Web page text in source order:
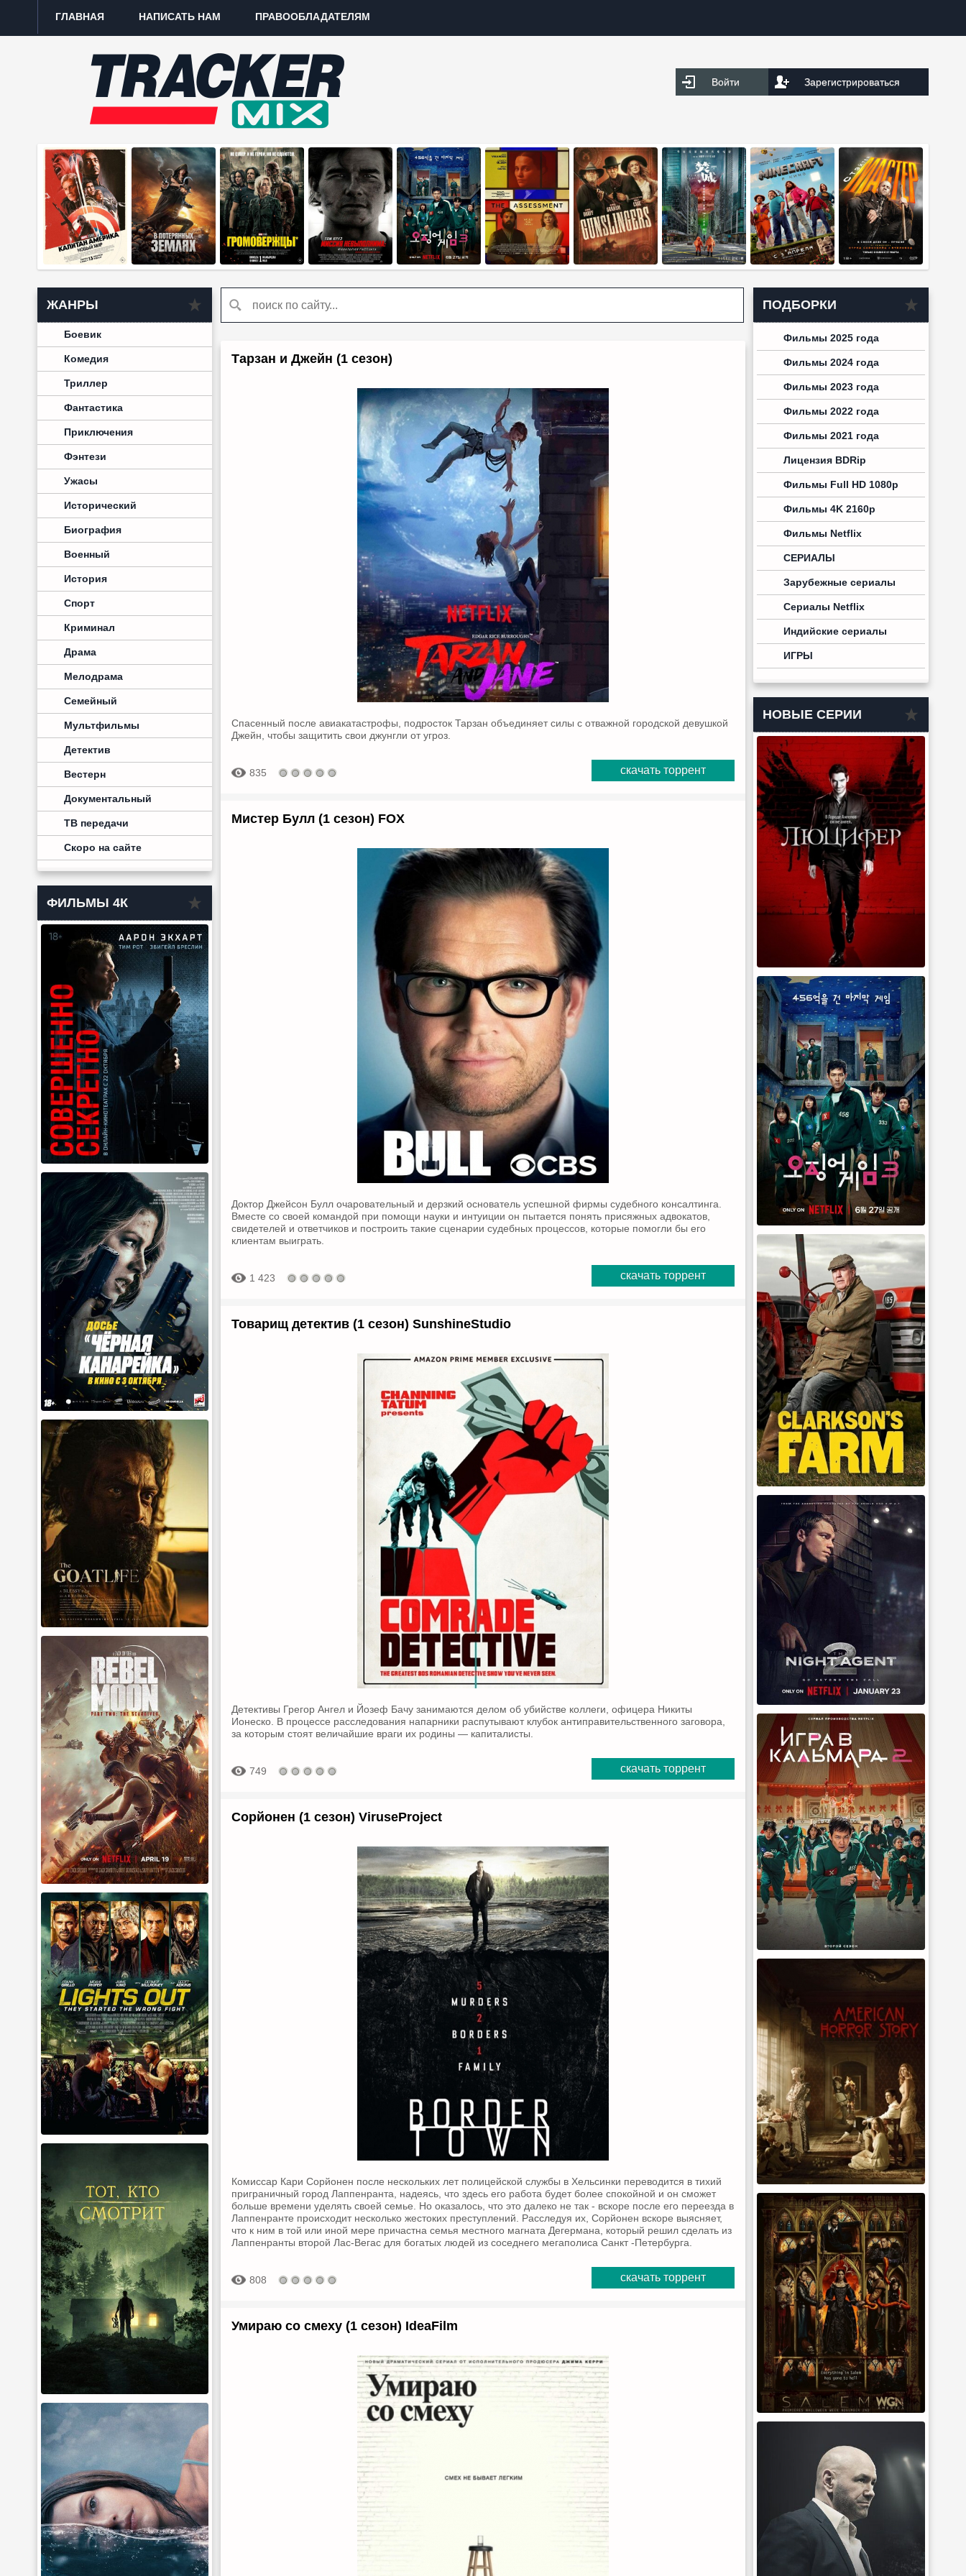
ГЛАВНАЯ НАПИСАТЬ НАМ ПРАВООБЛАДАТЕЛЯМ
Войти Зарегистрироваться
ЖАНРЫ
Боевик
Комедия
Триллер
Фантастика
Приключения
Фэнтези
Ужасы
Исторический
Биография
Военный
История
Спорт
Криминал
Драма
Мелодрама
Семейный
Мультфильмы
Детектив
Вестерн
Документальный
ТВ передачи
Скоро на сайте
ФИЛЬМЫ 4К
Тарзан и Джейн (1 сезон)
Спасенный после авиакатастрофы, подросток Тарзан объединяет силы с отважной городской девушкой
Джейн, чтобы защитить свои джунгли от угроз.
835 скачать торрент
Мистер Булл (1 сезон) FOX
Доктор Джейсон Булл очаровательный и дерзкий основатель успешной фирмы судебного консалтинга.
Вместе со своей командой при помощи науки и интуиции он пытается понять присяжных адвокатов,
свидетелей и ответчиков и построить такие сценарии судебных процессов, которые помогли бы его
клиентам выиграть.
1 423 скачать торрент
Товарищ детектив (1 сезон) SunshineStudio
Детективы Грегор Ангел и Йозеф Бачу занимаются делом об убийстве коллеги, офицера Никиты
Ионеско. В процессе расследования напарники распутывают клубок антиправительственного заговора,
за которым стоят величайшие враги их родины — капиталисты.
749 скачать торрент
Сорйонен (1 сезон) ViruseProject
Комиссар Кари Сорйонен после нескольких лет полицейской службы в Хельсинки переводится в тихий
приграничный город Лаппенранта, надеясь, что здесь его работа будет более спокойной и он сможет
больше времени уделять своей семье. Но оказалось, что это далеко не так - вскоре после его переезда в
Лаппенранте происходит несколько жестоких преступлений. Расследуя их, Сорйонен вскоре выясняет,
что к ним в той или иной мере причастна семья местного магната Дегермана, который решил сделать из
Лаппенранты второй Лас-Вегас для богатых людей из соседнего мегаполиса Санкт -Петербурга.
808 скачать торрент
Умираю со смеху (1 сезон) IdeaFilm
ПОДБОРКИ
Фильмы 2025 года
Фильмы 2024 года
Фильмы 2023 года
Фильмы 2022 года
Фильмы 2021 года
Лицензия BDRip
Фильмы Full HD 1080p
Фильмы 4K 2160p
Фильмы Netflix
СЕРИАЛЫ
Зарубежные сериалы
Сериалы Netflix
Индийские сериалы
ИГРЫ
НОВЫЕ СЕРИИ